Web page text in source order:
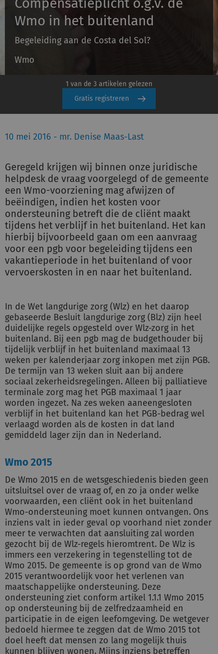
Wmo in het buitenland
Begeleiding aan de Costa del Sol?
Wmo
1 van de 3 artikelen gelezen
Gratis registreren
10 mei 2016 - mr. Denise Maas-Last
Geregeld krijgen wij binnen onze juridische
helpdesk de vraag voorgelegd of de gemeente
een Wmo-voorziening mag afwijzen of
beëindigen, indien het kosten voor
ondersteuning betreft die de cliënt maakt
tijdens het verblijf in het buitenland. Het kan
hierbij bijvoorbeeld gaan om een aanvraag
voor een pgb voor begeleiding tijdens een
vakantieperiode in het buitenland of voor
vervoerskosten in en naar het buitenland.
In de Wet langdurige zorg (Wlz) en het daarop
gebaseerde Besluit langdurige zorg (Blz) zijn heel
duidelijke regels opgesteld over Wlz-zorg in het
buitenland. Bij een pgb mag de budgethouder bij
tijdelijk verblijf in het buitenland maximaal 13
weken per kalenderjaar zorg inkopen met zijn PGB.
De termijn van 13 weken sluit aan bij andere
sociaal zekerheidsregelingen. Alleen bij palliatieve
terminale zorg mag het PGB maximaal 1 jaar
worden ingezet. Na zes weken aaneengesloten
verblijf in het buitenland kan het PGB-bedrag wel
verlaagd worden als de kosten in dat land
gemiddeld lager zijn dan in Nederland.
Wmo 2015
De Wmo 2015 en de wetsgeschiedenis bieden geen
uitsluitsel over de vraag of, en zo ja onder welke
voorwaarden, een cliënt ook in het buitenland
Wmo-ondersteuning moet kunnen ontvangen. Ons
inziens valt in ieder geval op voorhand niet zonder
meer te verwachten dat aansluiting zal worden
gezocht bij de Wlz-regels hieromtrent. De Wlz is
immers een verzekering in tegenstelling tot de
Wmo 2015. De gemeente is op grond van de Wmo
2015 verantwoordelijk voor het verlenen van
maatschappelijke ondersteuning. Deze
ondersteuning ziet conform artikel 1.1.1 Wmo 2015
op ondersteuning bij de zelfredzaamheid en
participatie in de eigen leefomgeving. De wetgever
bedoeld hiermee te zeggen dat de Wmo 2015 tot
doel heeft dat mensen zo lang mogelijk thuis
kunnen blijven wonen. Mijns inziens betreffen